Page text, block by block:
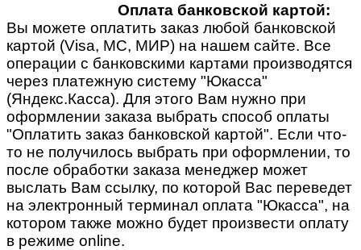
Оплата банковской картой:
Вы можете оплатить заказ любой банковской
картой (Visa, MC, МИР) на нашем сайте. Все
операции с банковскими картами производятся
через платежную систему "Юкасса"
(Яндекс.Касса). Для этого Вам нужно при
оформлении заказа выбрать способ оплаты
"Оплатить заказ банковской картой". Если что-
то не получилось выбрать при оформлении, то
после обработки заказа менеджер может
выслать Вам ссылку, по которой Вас переведет
на электронный терминал оплата "Юкасса", на
котором также можно будет произвести оплату
в режиме online.